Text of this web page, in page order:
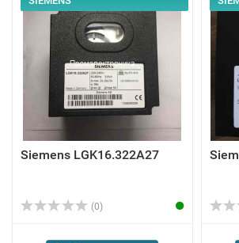
Siemens LGK16.322A27
(0)